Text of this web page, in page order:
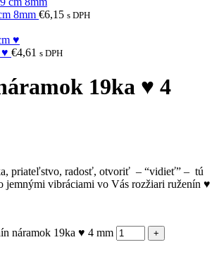
8mm €6,15 s DPH
♥ €4,61 s DPH
19ka ♥ 4
priateľstvo, radosť, otvoriť – “vidieť” – tú
jemnými vibráciami vo Vás rozžiari ruženín ♥
náramok 19ka ♥ 4 mm